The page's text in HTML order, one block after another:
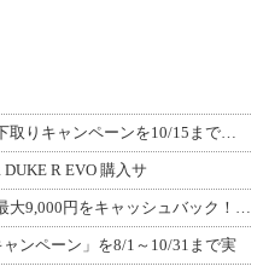
新型「RESO」インカム発売記念！ 下取りキャンペーンを10/15まで延長して開
DUKE R EVO 購入サ
B+COM 最新モデル購入・下取りで最大9,000円をキャッシュバック！「B+F
ンペーン」を8/1～10/31まで実